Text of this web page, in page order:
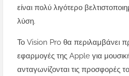
είναι πολύ λιγότερο
λύση.
Το Vision Pro θα περιλαμβάνει
εφαρμογές της Apple για
ανταγωνίζονται τις προσφορές